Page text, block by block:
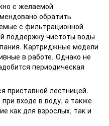
с желаемой
обратить
с фильтрационной
поддержку чистоты воды
Картриджные модели
в работе. Однако не
периодическая
приставной лестницей.
входе в воду, а также
как для взрослых, так и